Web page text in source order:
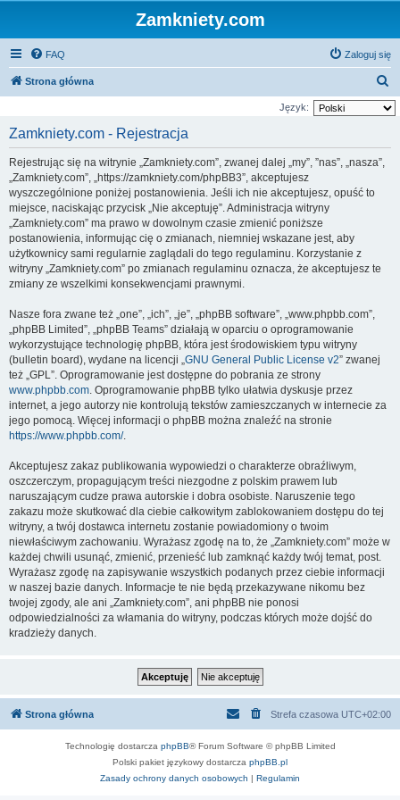
Zamkniety.com
FAQ Zaloguj się
Strona główna
z
Język:
Zamkniety.com - Rejestracja
Rejestrując się na witrynie „Zamkniety.com”, zwanej dalej „my”, ”nas”, „nasza”,
„Zamkniety.com”, „https://zamkniety.com/phpBB3”, akceptujesz
wyszczególnione poniżej postanowienia. Jeśli ich nie akceptujesz, opuść to
miejsce, naciskając przycisk „Nie akceptuję”. Administracja witryny
„Zamkniety.com” ma prawo w dowolnym czasie zmienić poniższe
postanowienia, informując cię o zmianach, niemniej wskazane jest, aby
użytkownicy sami regularnie zaglądali do tego regulaminu. Korzystanie z
witryny „Zamkniety.com” po zmianach regulaminu oznacza, że akceptujesz te
zmiany ze wszelkimi konsekwencjami prawnymi.
Nasze fora zwane też „one”, „ich”, „je”, „phpBB software”, „www.phpbb.com”,
„phpBB Limited”, „phpBB Teams” działają w oparciu o oprogramowanie
wykorzystujące technologię phpBB, która jest środowiskiem typu witryny
(bulletin board), wydane na licencji „GNU General Public License v2” zwanej
też „GPL”. Oprogramowanie jest dostępne do pobrania ze strony
www.phpbb.com. Oprogramowanie phpBB tylko ułatwia dyskusje przez
internet, a jego autorzy nie kontrolują tekstów zamieszczanych w internecie za
jego pomocą. Więcej informacji o phpBB można znaleźć na stronie
https://www.phpbb.com/.
Akceptujesz zakaz publikowania wypowiedzi o charakterze obraźliwym,
oszczerczym, propagującym treści niezgodne z polskim prawem lub
naruszającym cudze prawa autorskie i dobra osobiste. Naruszenie tego
zakazu może skutkować dla ciebie całkowitym zablokowaniem dostępu do tej
witryny, a twój dostawca internetu zostanie powiadomiony o twoim
niewłaściwym zachowaniu. Wyrażasz zgodę na to, że „Zamkniety.com” może w
każdej chwili usunąć, zmienić, przenieść lub zamknąć każdy twój temat, post.
Wyrażasz zgodę na zapisywanie wszystkich podanych przez ciebie informacji
w naszej bazie danych. Informacje te nie będą przekazywane nikomu bez
twojej zgody, ale ani „Zamkniety.com”, ani phpBB nie ponosi
odpowiedzialności za włamania do witryny, podczas których może dojść do
kradzieży danych.
Strona główna Strefa czasowa UTC+02:00
Technologię dostarcza phpBB® Forum Software © phpBB Limited
Polski pakiet językowy dostarcza phpBB.pl
Zasady ochrony danych osobowych | Regulamin